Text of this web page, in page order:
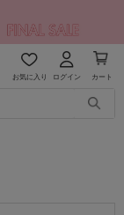
お気に入り ログイン カート